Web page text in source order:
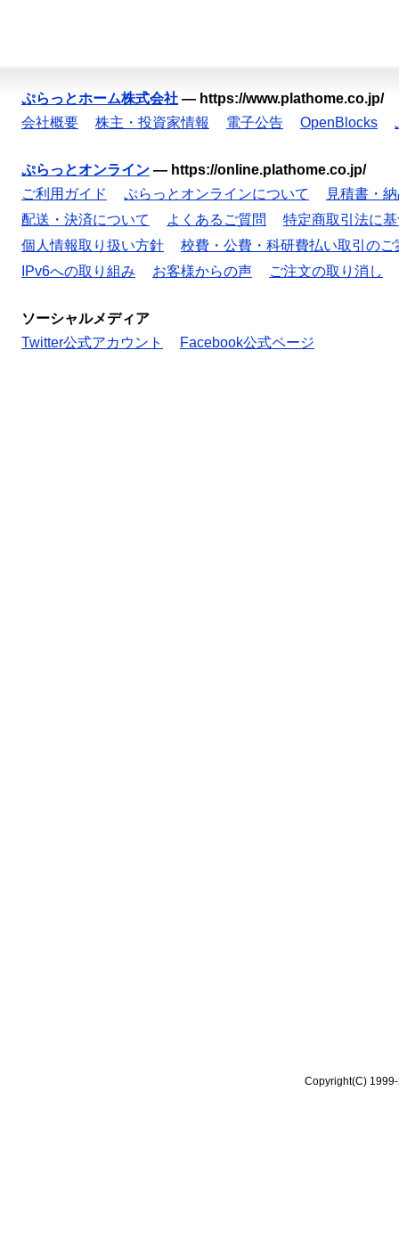
ぷらっとホーム株式会社 — https://www.plathome.co.jp/
会社概要
株主・投資家情報 電子公告 OpenBlocks
ぷらっとオンライン — https://online.plathome.co.jp/
ご利用ガイド
ぷらっとオンラインについて
見積書・
配送・決済について
よくあるご質問
特定商取引法に
個人情報取り扱い方針
校費・公費・科研費払い取引のご
IPv6への取り組み
お客様からの声 ご注文の取り消し
ソーシャルメディア
Twitter公式アカウント
Facebook公式ページ
Copyright(C)